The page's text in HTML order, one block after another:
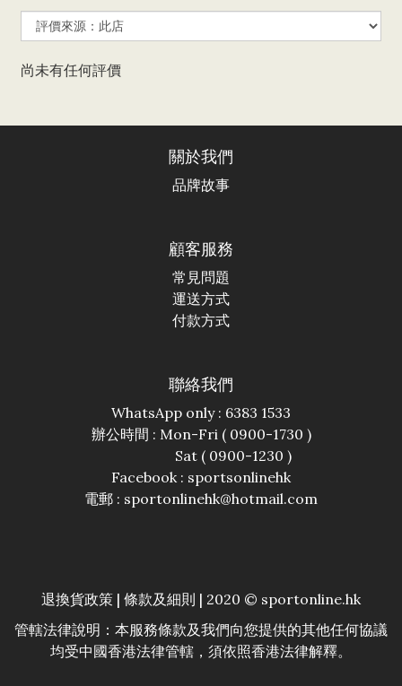
尚未有任何評價
關於我們
品牌故事
顧客服務
常見問題
運送方式
付款方式
聯絡我們
WhatsApp only : 6383 1533
辦公時間 : Mon-Fri ( 0900-1730 )
Sat ( 0900-1230 )
Facebook : sportsonlinehk
電郵 : sportonlinehk@hotmail.com
退換貨政策 | 條款及細則 | 2020 © sportonline.hk
管轄法律說明：本服務條款及我們向您提供的其他任何協議
均受中國香港法律管轄，須依照香港法律解釋。